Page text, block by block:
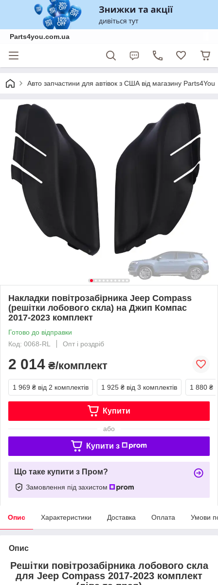
Parts4you.com.ua
Авто запчастини для автівок з США від магазину Parts4You
Накладки повітрозабірника Jeep Compass
(решітки лобового скла) на Джип Компас
2017-2023 комплект
Готово до відправки
Код: 0068-RL
Опт і роздріб
2 014 ₴/комплект
1 969 ₴ від 2 комплектів 1 925 ₴ від 3 комплектів 1 880 ₴
Купити
або
Купити з
Що таке купити з Пром?
Замовлення під захистом
Опис Характеристики Доставка Оплата Умови
Опис
Решітки повітрозабірника лобового скла
для Jeep Compass 2017-2023 комплект